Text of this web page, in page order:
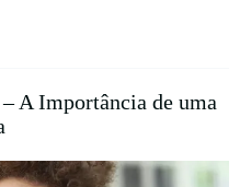
A Importância de uma